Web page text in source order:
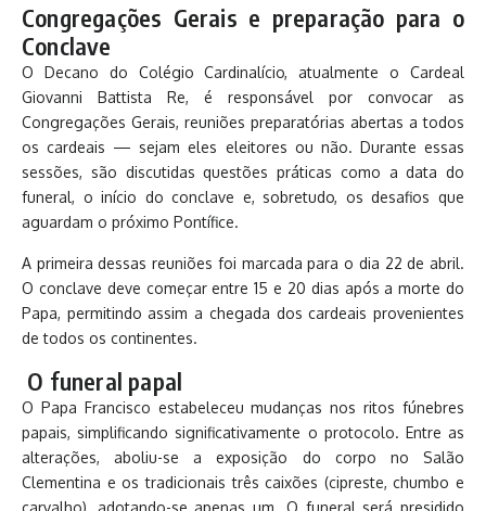
Congregações Gerais e preparação para o
Conclave
O Decano do Colégio Cardinalício, atualmente o Cardeal
Giovanni Battista Re, é responsável por convocar as
Congregações Gerais, reuniões preparatórias abertas a todos
os cardeais — sejam eles eleitores ou não. Durante essas
sessões, são discutidas questões práticas como a data do
funeral, o início do conclave e, sobretudo, os desafios que
aguardam o próximo Pontífice.
A primeira dessas reuniões foi marcada para o dia 22 de abril.
O conclave deve começar entre 15 e 20 dias após a morte do
Papa, permitindo assim a chegada dos cardeais provenientes
de todos os continentes.
O funeral papal
O Papa Francisco estabeleceu mudanças nos ritos fúnebres
papais, simplificando significativamente o protocolo. Entre as
alterações, aboliu-se a exposição do corpo no Salão
Clementina e os tradicionais três caixões (cipreste, chumbo e
carvalho), adotando-se apenas um. O funeral será presidido